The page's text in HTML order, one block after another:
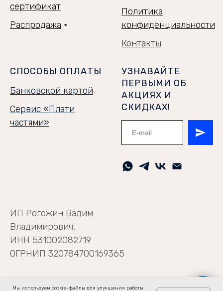
Мы используем cookie-файлы для улучшения работы
сертификат
Распродажа
Политика
конфиденциальности
Контакты
СПОСОБЫ ОПЛАТЫ
Банковской картой
Сервис «Плати
частями»
УЗНАВАЙТЕ
ПЕРВЫМИ ОБ
АКЦИЯХ И
СКИДКАХ!
ИП Рогожин Вадим
Владимирович,
ИНН 531002082719
ОГРНИП 320784700169365